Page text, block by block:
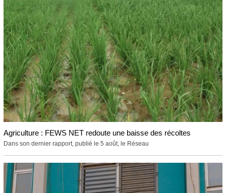
Agriculture : FEWS NET redoute une baisse des récoltes
Dans son dernier rapport, publié le 5 août, le Réseau